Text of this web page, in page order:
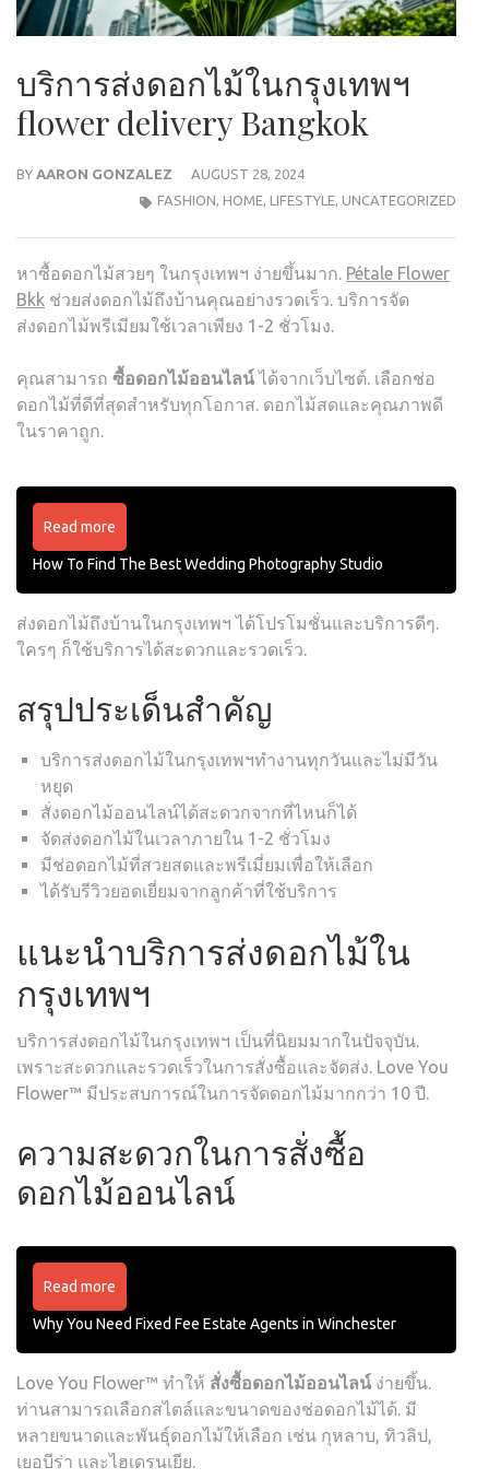
บริการส่งดอกไม้ในกรุงเทพฯ
flower delivery Bangkok
BY AARON GONZALEZ
AUGUST 28, 2024
FASHION, HOME, LIFESTYLE, UNCATEGORIZED
หาซื้อดอกไม้สวยๆ ในกรุงเทพฯ ง่ายขึ้นมาก. Pétale Flower
Bkk ช่วยส่งดอกไม้ถึงบ้านคุณอย่างรวดเร็ว. บริการจัด
ส่งดอกไม้พรีเมียมใช้เวลาเพียง 1-2 ชั่วโมง.
คุณสามารถ ซื้อดอกไม้ออนไลน์ได้จากเว็บไซต์. เลือกช่อ
ดอกไม้ที่ดีที่สุดสำหรับทุกโอกาส. ดอกไม้สดและคุณภาพดี
ในราคาถูก.
Read more
How To Find The Best Wedding Photography Studio
ส่งดอกไม้ถึงบ้านในกรุงเทพฯ ได้โปรโมชั่นและบริการดีๆ.
ใครๆ ก็ใช้บริการได้สะดวกและรวดเร็ว.
สรุปประเด็นสำคัญ
บริการส่งดอกไม้ในกรุงเทพฯทำงานทุกวันและไม่มีวัน
หยุด
สั่งดอกไม้ออนไลน์ได้สะดวกจากที่ไหนก็ได้
จัดส่งดอกไม้ในเวลาภายใน 1-2 ชั่วโมง
มีช่อดอกไม้ที่สวยสดและพรีเมี่ยมเพื่อให้เลือก
ได้รับรีวิวยอดเยี่ยมจากลูกค้าที่ใช้บริการ
แนะนำบริการส่งดอกไม้ใน
กรุงเทพฯ
บริการส่งดอกไม้ในกรุงเทพฯ เป็นที่นิยมมากในปัจจุบัน.
เพราะสะดวกและรวดเร็วในการสั่งซื้อและจัดส่ง. Love You
Flower™ มีประสบการณ์ในการจัดดอกไม้มากกว่า 10 ปี.
ความสะดวกในการสั่งซื้อ
ดอกไม้ออนไลน์
Read more
Why You Need Fixed Fee Estate Agents in Winchester
Love You Flower™ ทำให้ สั่งซื้อดอกไม้ออนไลน์ ง่ายขึ้น.
ท่านสามารถเลือกสไตล์และขนาดของช่อดอกไม้ได้. มี
หลายขนาดและพันธุ์ดอกไม้ให้เลือก เช่น กุหลาบ, ทิวลิป,
เยอบีร่า และไฮเดรนเยีย.